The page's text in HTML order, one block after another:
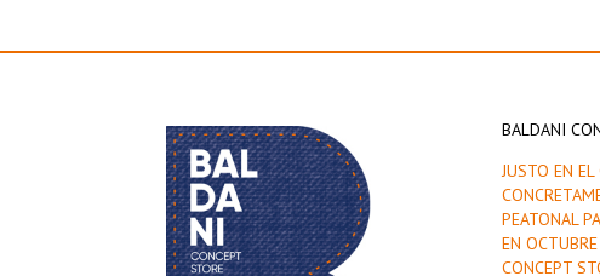
BALDANI
JUSTO EN
PEATONAL
EN
CONCEPT